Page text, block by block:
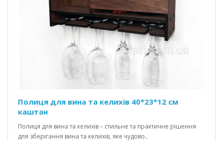
Полиця для вина та келихів 40*23*12 см
каштан
Полиця для вина та келихів – стильне та практичне рішення
для зберігання вина та келихів, яке чудово..